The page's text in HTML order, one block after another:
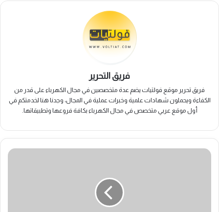
فريق التحرير
فريق تحرير موقع فولتيات يضم عدة متخصصين في مجال الكهرباء على قدر من
الكفاءة ويحملون شهادات علمية وخبرات عملية في المجال، وجدنا هنا لخدمتكم في
أول موقع عربي متخصص في مجال الكهرباء بكافة فروعها وتطبيقاتها.
جهاز